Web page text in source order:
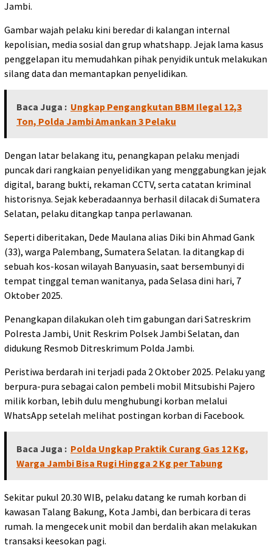
Jambi.
Gambar wajah pelaku kini beredar di kalangan internal
kepolisian, media sosial dan grup whatshapp. Jejak lama kasus
penggelapan itu memudahkan pihak penyidik untuk melakukan
silang data dan memantapkan penyelidikan.
Baca Juga : Ungkap Pengangkutan BBM Ilegal 12,3
Ton, Polda Jambi Amankan 3 Pelaku
Dengan latar belakang itu, penangkapan pelaku menjadi
puncak dari rangkaian penyelidikan yang menggabungkan jejak
digital, barang bukti, rekaman CCTV, serta catatan kriminal
historisnya. Sejak keberadaannya berhasil dilacak di Sumatera
Selatan, pelaku ditangkap tanpa perlawanan.
Seperti diberitakan, Dede Maulana alias Diki bin Ahmad Gank
(33), warga Palembang, Sumatera Selatan. Ia ditangkap di
sebuah kos-kosan wilayah Banyuasin, saat bersembunyi di
tempat tinggal teman wanitanya, pada Selasa dini hari, 7
Oktober 2025.
Penangkapan dilakukan oleh tim gabungan dari Satreskrim
Polresta Jambi, Unit Reskrim Polsek Jambi Selatan, dan
didukung Resmob Ditreskrimum Polda Jambi.
Peristiwa berdarah ini terjadi pada 2 Oktober 2025. Pelaku yang
berpura-pura sebagai calon pembeli mobil Mitsubishi Pajero
milik korban, lebih dulu menghubungi korban melalui
WhatsApp setelah melihat postingan korban di Facebook.
Baca Juga : Polda Ungkap Praktik Curang Gas 12 Kg,
Warga Jambi Bisa Rugi Hingga 2 Kg per Tabung
Sekitar pukul 20.30 WIB, pelaku datang ke rumah korban di
kawasan Talang Bakung, Kota Jambi, dan berbicara di teras
rumah. Ia mengecek unit mobil dan berdalih akan melakukan
transaksi keesokan pagi.